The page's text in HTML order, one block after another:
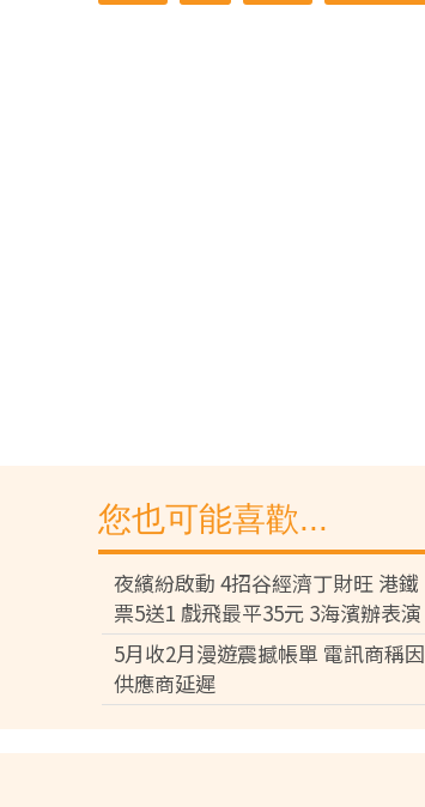
您也可能喜歡...
夜繽紛啟動 4招谷經濟丁財旺 港鐵
票5送1 戲飛最平35元 3海濱辦表演
5月收2月漫遊震撼帳單 電訊商稱因
供應商延遲